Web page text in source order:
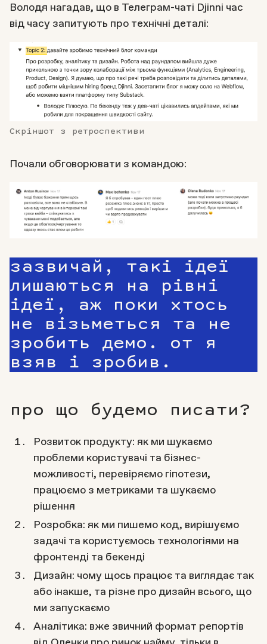
Володя нагадав, що в Телеграм-чаті Djinni час
від часу запитують про технічні деталі:
Скріншот з ретроспективи
Почали обговорювати з командою:
зазвичай, такі ідеї
лишаються на рівні
ідеї, аж поки хтось
не візьметься та не
зробить демо. от я
взяв і зробив.
про що будемо писати?
Розвиток продукту: як ми шукаємо
проблеми користувачі та бізнес-
можливості, перевіряємо гіпотези,
працюємо з метриками та шукаємо
рішення
Розробка: як ми пишемо код, вирішуємо
задачі та користуємось технологіями на
фронтенді та бекенді
Дизайн: чому щось працює та виглядає так
або інакше, та різне про дизайн всього, що
ми запускаємо
Аналітика: вже звичний формат репортів